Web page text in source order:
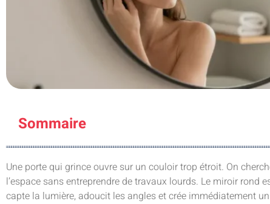
Sommaire
Une porte qui grince ouvre sur un couloir trop étroit. On
l’espace sans entreprendre de travaux lourds. Le miroir rond
capte la lumière, adoucit les angles et crée immédiatement